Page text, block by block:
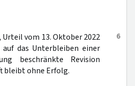
6
Urteil vom 13. Oktober 2022
das Unterbleiben einer
beschränkte Revision
bleibt ohne Erfolg.